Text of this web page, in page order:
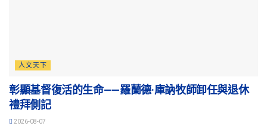
人文天下
彰顯基督復活的生命——羅蘭德·庫訥牧師卸任與退休
禮拜側記
2026-08-07